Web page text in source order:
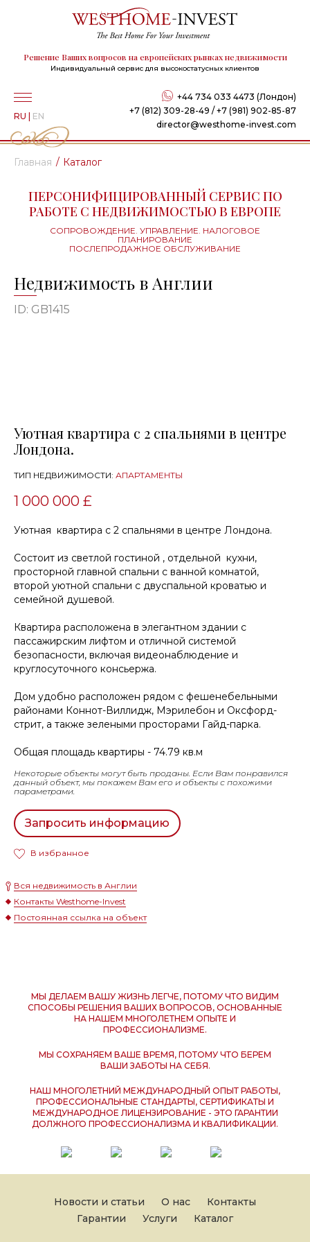
Решение Ваших вопросов на европейских рынках недвижимости
Индивидуальный сервис для высокостатусных клиентов
+44 734 033 4473 (Лондон)
+7 (812) 309-28-49 / +7 (981) 902-85-87
director@westhome-invest.com
RU | EN
Главная Каталог
ПЕРСОНИФИЦИРОВАННЫЙ СЕРВИС ПО
РАБОТЕ С НЕДВИЖИМОСТЬЮ В ЕВРОПЕ
СОПРОВОЖДЕНИЕ. УПРАВЛЕНИЕ. НАЛОГОВОЕ
ПЛАНИРОВАНИЕ
ПОСЛЕПРОДАЖНОЕ ОБСЛУЖИВАНИЕ
Недвижимость в Англии
ID: GB1415
Уютная квартира с 2 спальнями в центре
Лондона.
ТИП НЕДВИЖИМОСТИ: АПАРТАМЕНТЫ
1 000 000 £
Уютная квартира с 2 спальнями в центре Лондона.
Состоит из светлой гостиной , отдельной кухни,
просторной главной спальни с ванной комнатой,
второй уютной спальни с двуспальной кроватью и
семейной душевой.
Квартира расположена в элегантном здании с
пассажирским лифтом и отличной системой
безопасности, включая видеонаблюдение и
круглосуточного консьержа.
Дом удобно расположен рядом с фешенебельными
районами Коннот-Виллидж, Мэрилебон и Оксфорд-
стрит, а также зелеными просторами Гайд-парка.
Общая площадь квартиры - 74.79 кв.м
Некоторые объекты могут быть проданы. Если Вам понравился
данный объект, мы покажем Вам его и объекты с похожими
параметрами.
Запросить информацию
В избранное
Вся недвижимость в Англии
Контакты Westhome-Invest
Постоянная ссылка на объект
МЫ ДЕЛАЕМ ВАШУ ЖИЗНЬ ЛЕГЧЕ, ПОТОМУ ЧТО ВИДИМ
СПОСОБЫ РЕШЕНИЯ ВАШИХ ВОПРОСОВ, ОСНОВАННЫЕ
НА НАШЕМ МНОГОЛЕТНЕМ ОПЫТЕ И
ПРОФЕССИОНАЛИЗМЕ.
МЫ СОХРАНЯЕМ ВАШЕ ВРЕМЯ, ПОТОМУ ЧТО БЕРЕМ
ВАШИ ЗАБОТЫ НА СЕБЯ.
НАШ МНОГОЛЕТНИЙ МЕЖДУНАРОДНЫЙ ОПЫТ РАБОТЫ,
ПРОФЕССИОНАЛЬНЫЕ СТАНДАРТЫ, СЕРТИФИКАТЫ И
МЕЖДУНАРОДНОЕ ЛИЦЕНЗИРОВАНИЕ - ЭТО ГАРАНТИИ
ДОЛЖНОГО ПРОФЕССИОНАЛИЗМА И КВАЛИФИКАЦИИ.
Новости и статьи О нас
Контакты
Гарантии
Услуги Каталог